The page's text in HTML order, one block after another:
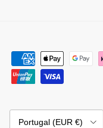
País/Região
Portugal (EUR €)